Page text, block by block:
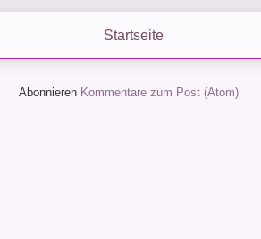
Startseite
Abonnieren Kommentare zum Post (Atom)